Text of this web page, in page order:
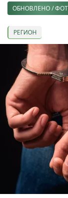
ОБНОВЛЕНО /
РЕГИОН